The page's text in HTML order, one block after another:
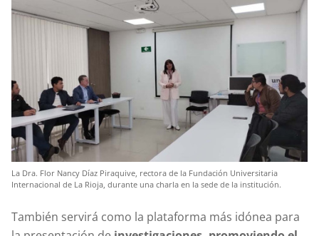
La Dra. Flor Nancy Díaz Piraquive, rectora de la Fundación Universitaria
Internacional de La Rioja, durante una charla en la sede de la institución.
También servirá como la plataforma más idónea para